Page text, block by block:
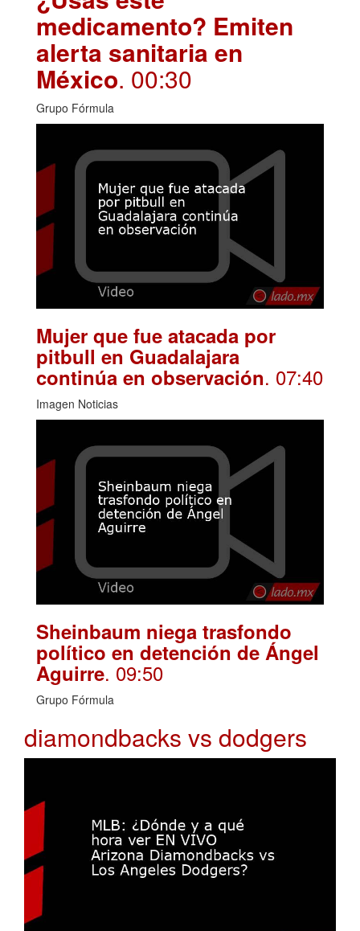
medicamento? Emiten
alerta sanitaria en
México. 00:30
Grupo Fórmula
Mujer que fue atacada por
pitbull en Guadalajara
continúa en observación. 07:40
Imagen Noticias
Sheinbaum niega trasfondo
político en detención de Ángel
Aguirre. 09:50
Grupo Fórmula
diamondbacks vs dodgers